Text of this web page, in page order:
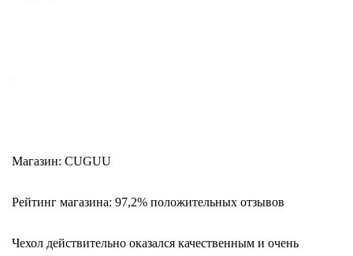
Магазин: CUGUU
Рейтинг магазина: 97,2% положительных отзывов
Чехол действительно оказался качественным и очень